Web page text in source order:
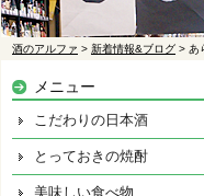
酒のアルファ > 新着情報&ブログ > あ
メニュー
こだわりの日本酒
とっておきの焼酎
美味しい食べ物